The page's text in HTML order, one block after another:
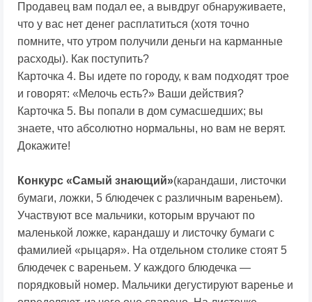
Продавец вам подал ее, а вывдруг обнаруживаете,
что у вас нет денег расплатиться (хотя точно
помните, что утром получили деньги на карманные
расходы). Как поступить?
Карточка 4. Вы идете по городу, к вам подходят трое
и говорят: «Мелочь есть?» Ваши действия?
Карточка 5. Вы попали в дом сумасшедших; вы
знаете, что абсолютно нормальны, но вам не верят.
Докажите!
Конкурс «Самый знающий»(карандаши, листочки
бумаги, ложки, 5 блюдечек с различным вареньем).
Участвуют все мальчики, которым вручают по
маленькой ложке, карандашу и листочку бумаги с
фамилией «рыцаря». На отдельном столике стоят 5
блюдечек с вареньем. У каждого блюдечка —
порядковый номер. Мальчики дегустируют варенье и